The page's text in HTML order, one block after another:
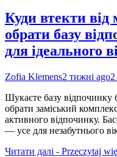
Куди втекти від
обрати базу
для ідеального
Zofia Klemens2 тижні ago
Шукаєте базу відпочинку
обрати заміський
активного відпочинку.
— усе для незабутнього
Читати далі - Przeczytaj